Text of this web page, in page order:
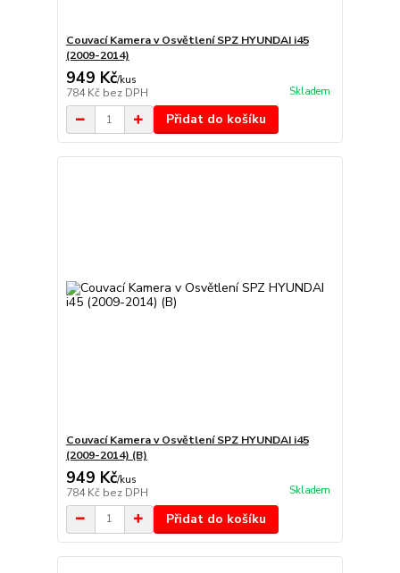
Couvací Kamera v Osvětlení SPZ HYUNDAI i45
(2009-2014)
949 Kč/kus
784 Kč bez DPH Skladem
Přidat do košíku
Couvací Kamera v Osvětlení SPZ HYUNDAI i45
(2009-2014) (B)
949 Kč/kus
784 Kč bez DPH Skladem
Přidat do košíku